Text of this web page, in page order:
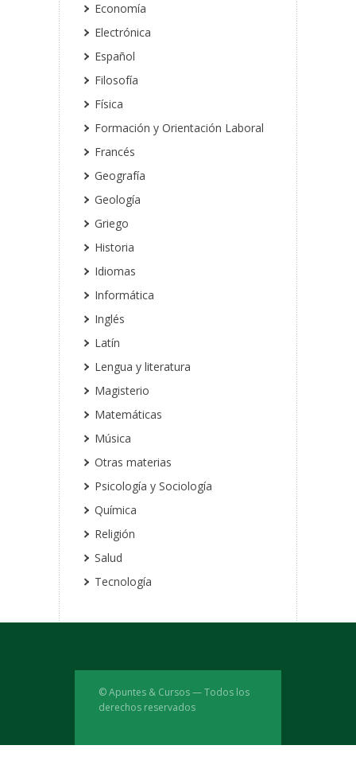
Economía
Electrónica
Español
Filosofía
Física
Formación y Orientación Laboral
Francés
Geografía
Geología
Griego
Historia
Idiomas
Informática
Inglés
Latín
Lengua y literatura
Magisterio
Matemáticas
Música
Otras materias
Psicología y Sociología
Química
Religión
Salud
Tecnología
© Apuntes & Cursos — Todos los
derechos reservados